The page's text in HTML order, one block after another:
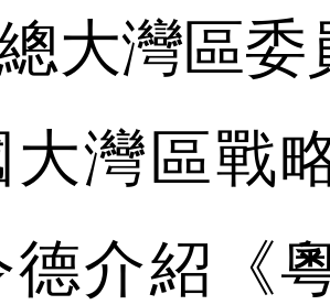
大灣區委
大灣區戰
德介紹《